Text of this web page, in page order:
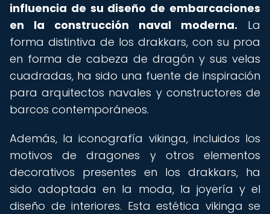
influencia de su diseño de embarcaciones
en la construcción naval moderna. La
forma distintiva de los drakkars, con su proa
en forma de cabeza de dragón y sus velas
cuadradas, ha sido una fuente de inspiración
para arquitectos navales y constructores de
barcos contemporáneos.
Además, la iconografía vikinga, incluidos los
motivos de dragones y otros elementos
decorativos presentes en los drakkars, ha
sido adoptada en la moda, la joyería y el
diseño de interiores. Esta estética vikinga se